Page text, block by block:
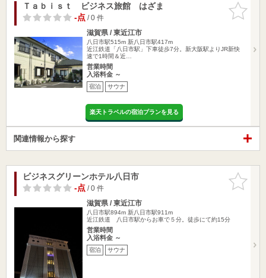
お気に入
りに追加
Ｔａｂｉｓｔ ビジネス旅館 はざま
-点/ 0 件
滋賀県 / 東近江市
八日市駅515m 新八日市駅417m
近江鉄道「八日市駅」下車徒歩7分。新大阪駅よりJR新快
速で1時間＆近…
営業時間
入浴料金 ～
宿泊 サウナ
楽天トラベルの宿泊プランを見る
関連情報から探す
お気に入
りに追加
ビジネスグリーンホテル八日市
-点/ 0 件
滋賀県 / 東近江市
八日市駅894m 新八日市駅911m
近江鉄道 八日市駅からお車で５分。徒歩にて約15分
営業時間
入浴料金 ～
宿泊 サウナ